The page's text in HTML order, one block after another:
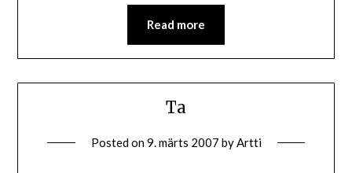
Read more
Ta
Posted on9. märts 2007 byArtti